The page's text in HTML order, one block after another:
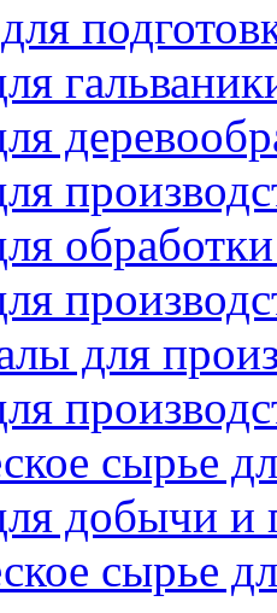
для
сырье
добычи и
сырье